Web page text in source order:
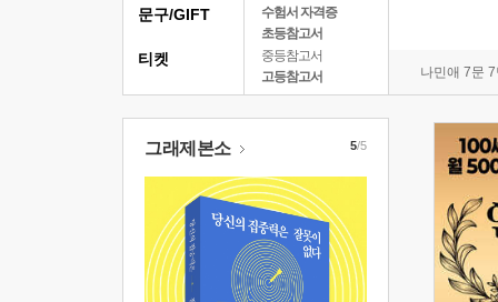
수험서 자격증
초등참고서
중등참고서
고등참고서
나민애 7문
문구/GIFT
티켓
그래제본소 5/5